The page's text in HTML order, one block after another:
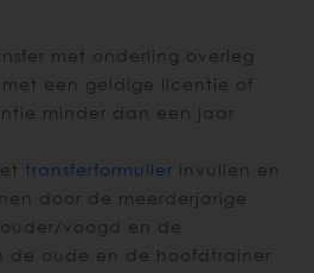
met onderling overleg
een geldige licentie of
minder dan een jaar
transferformulier invullen en
door de meerderjarige
voogd en de
de oude en de hoofdtrainer